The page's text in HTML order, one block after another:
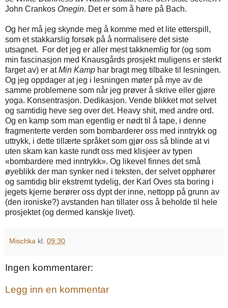
John Crankos Onegin. Det er som å høre på Bach.
Og her må jeg skynde meg å komme med et lite etterspill,
som et stakkarslig forsøk på å normalisere det siste
utsagnet. For det jeg er aller mest takknemlig for (og som
min fascinasjon med Knausgårds prosjekt muligens er sterkt
farget av) er atMin Kamp har bragt meg tilbake til lesningen.
Og jeg oppdager at jeg i lesningen møter på mye av de
samme problemene som når jeg prøver å skrive eller gjøre
yoga. Konsentrasjon. Dedikasjon. Vende blikket mot selvet
og samtidig heve seg over det. Heavy shit, med andre ord.
Og en kamp som man egentlig er nødt til å tape, i denne
fragmenterte verden som bombarderer oss med inntrykk og
uttrykk, i dette tillærte språket som gjør oss så blinde at vi
uten skam kan kaste rundt oss med klisjeer av typen
«bombardere med inntrykk». Og likevel finnes det små
øyeblikk der man synker ned i teksten, der selvet opphører
og samtidig blir ekstremt tydelig, der Karl Oves sta boring i
jegets kjerne berører oss dypt der inne, nettopp på grunn av
(den ironiske?) avstanden han tillater oss å beholde til hele
prosjektet (og dermed kanskje livet).
Mischka kl. 09:30
Ingen kommentarer:
Legg inn en kommentar